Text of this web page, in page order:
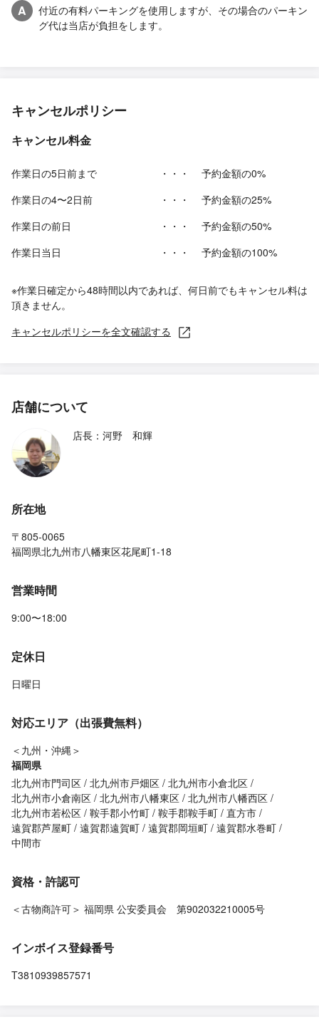
A
付近の有料パーキングを使用しますが、その場合のパーキン
グ代は当店が負担をします。
キャンセルポリシー
キャンセル料金
作業日の5日前まで ・・・
予約金額の0%
作業日の4〜2日前
・・・
予約金額の25%
作業日の前日
・・・
予約金額の50%
作業日当日
・・・ 予約金額の100%
※作業日確定から48時間以内であれば、何日前でもキャンセル料は
頂きません。
キャンセルポリシーを全文確認する
店舗について
店長：河野 和輝
所在地
〒805-0065
福岡県北九州市八幡東区花尾町1-18
営業時間
9:00〜18:00
定休日
日曜日
対応エリア（出張費無料）
＜九州・沖縄＞
福岡県
北九州市門司区 北九州市戸畑区 北九州市小倉北区
北九州市小倉南区 北九州市八幡東区 北九州市八幡西区
北九州市若松区 鞍手郡小竹町 鞍手郡鞍手町 直方市
遠賀郡芦屋町 遠賀郡遠賀町 遠賀郡岡垣町 遠賀郡水巻町
中間市
資格・許認可
＜古物商許可＞ 福岡県 公安委員会 第902032210005号
インボイス登録番号
T3810939857571